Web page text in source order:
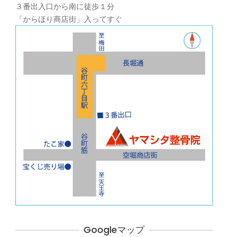
３番出入口から南に徒歩１分
「からほり商店街」入ってすぐ
Googleマップ